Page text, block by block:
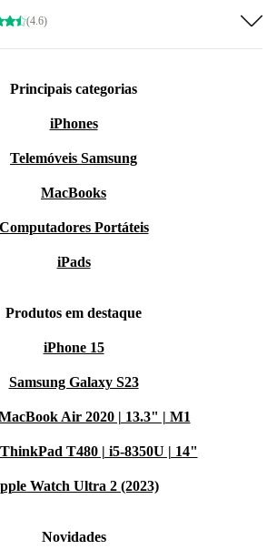
(4.6)
Principais categorias
iPhones
Telemóveis Samsung
MacBooks
Computadores Portáteis
iPads
Produtos em destaque
iPhone 15
Samsung Galaxy S23
Air 2020 | 13.3" | M1
T480 | i5-8350U | 14"
Watch Ultra 2 (2023)
Novidades